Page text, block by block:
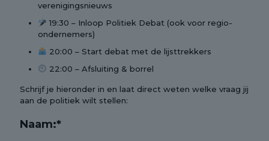
verenigingsnieuws
19:30 – Inloop Politiek Debat (ook voor regio-
ondernemers)
20:00 – Start debat met de lijsttrekkers
22:00 – Afsluiting & borrel
Schrijf je hieronder in en laat direct weten welke vraag jij
aan de politiek wilt stellen:
Naam:*